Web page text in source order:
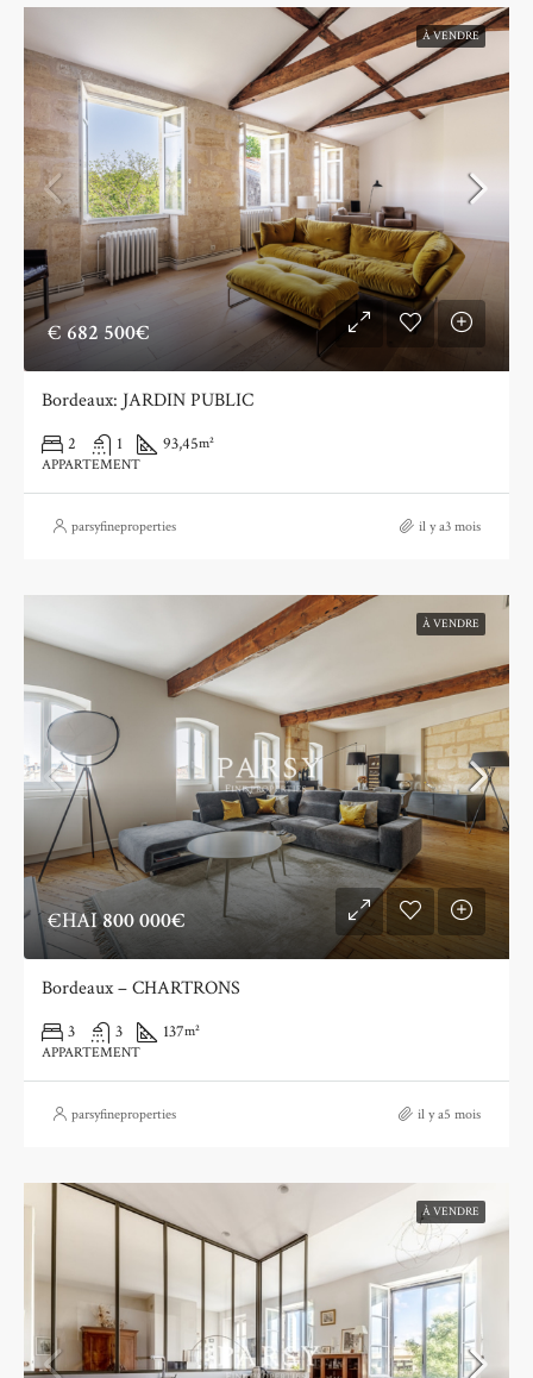
À VENDRE
€ 682 500€
Bordeaux: JARDIN PUBLIC
2 1 93,45m²
APPARTEMENT
parsyfineproperties il y a3 mois
À VENDRE
€HAI800 000€
Bordeaux – CHARTRONS
3 3 137m²
APPARTEMENT
parsyfineproperties il y a5 mois
À VENDRE